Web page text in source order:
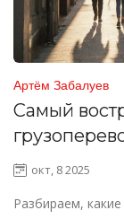
Артём Забалуев
Самый
окт, 8 2025
Разбираем,